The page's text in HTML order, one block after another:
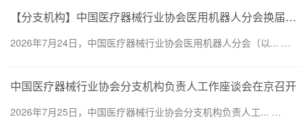
【分支机构】中国医疗器械行业协会医用机器人分会换届会议暨医用机器人创新大会顺利召开
2026年7月24日，中国医疗器械行业协会医用机器人分会（以... …
中国医疗器械行业协会分支机构负责人工作座谈会在京召开
2026年7月25日，中国医疗器械行业协会分支机构负责人工... …